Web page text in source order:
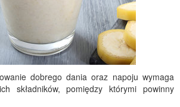
dobrego dania oraz napoju wymaga
składników, pomiędzy którymi powinny